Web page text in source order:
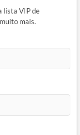
lista VIP de
mais.